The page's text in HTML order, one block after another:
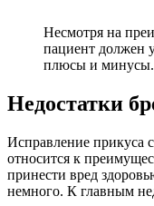
Несмотря на
пациент должен
плюсы и минусы.
Недостатки
Исправление прикуса
относится к
принести вред
немного. К главным